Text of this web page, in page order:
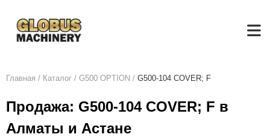
Главная / Каталог / G500 OPTION / G500-104 COVER; F
Продажа: G500-104 COVER; F в
Алматы и Астане